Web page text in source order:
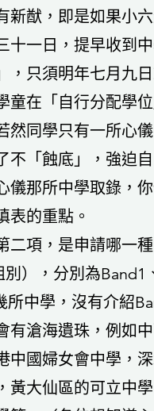
新猷，即是如果小
十一日，提早收到
，只須明年七月九
童在「自行分配學
然同學只有一所心
不「蝕底」，強迫
儀那所中學取錄，
表的重點。
二項，是申請哪一
），分別為
所中學，沒有介紹
有滄海遺珠，例如
中國婦女會中學，
黃大仙區的可立中